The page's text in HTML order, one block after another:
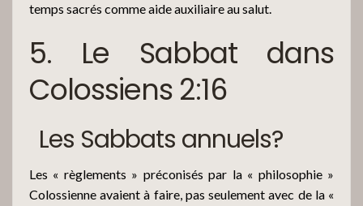
temps sacrés comme aide auxiliaire au salut.
5. Le Sabbat dans
Colossiens 2:16
Les Sabbats annuels?
Les « règlements » préconisés par la « philosophie »
Colossienne avaient à faire, pas seulement avec de la «